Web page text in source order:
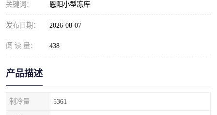
关键词： 恩阳小型冻库
发布日期： 2026-08-07
阅 读 量： 438
产品描述
制冷量 5361